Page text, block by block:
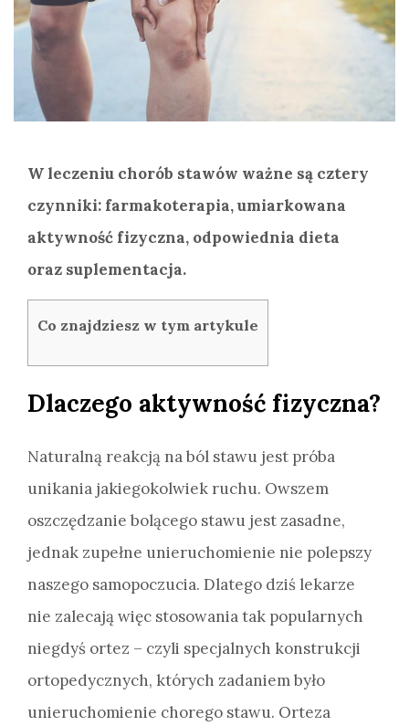
W leczeniu chorób stawów ważne są cztery
czynniki: farmakoterapia, umiarkowana
aktywność fizyczna, odpowiednia dieta
oraz suplementacja.
Co znajdziesz w tym artykule
Dlaczego aktywność fizyczna?
Naturalną reakcją na ból stawu jest próba
unikania jakiegokolwiek ruchu. Owszem
oszczędzanie bolącego stawu jest zasadne,
jednak zupełne unieruchomienie nie polepszy
naszego samopoczucia. Dlatego dziś lekarze
nie zalecają więc stosowania tak popularnych
niegdyś ortez – czyli specjalnych konstrukcji
ortopedycznych, których zadaniem było
unieruchomienie chorego stawu. Orteza